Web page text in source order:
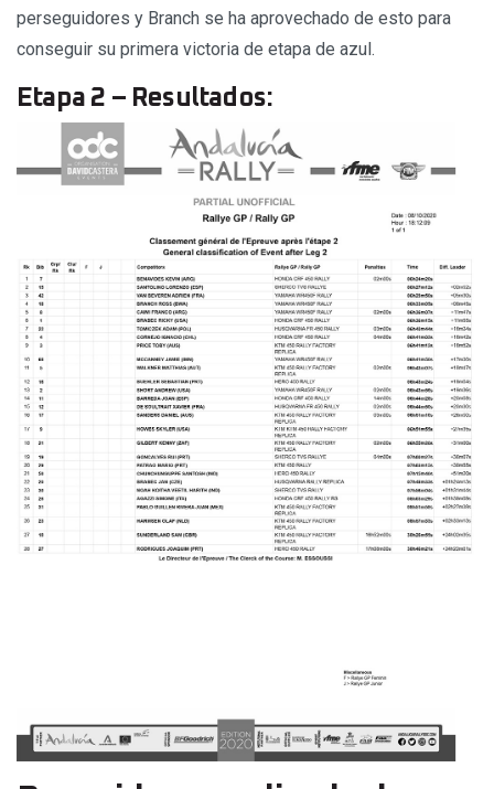
perseguidores y Branch se ha aprovechado de esto para
conseguir su primera victoria de etapa de azul.
Etapa 2 – Resultados: